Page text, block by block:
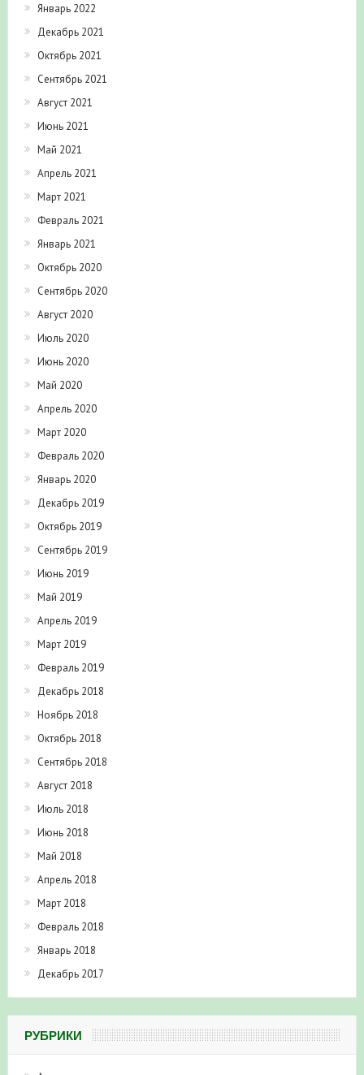
Январь 2022
Декабрь 2021
Октябрь 2021
Сентябрь 2021
Август 2021
Июнь 2021
Май 2021
Апрель 2021
Март 2021
Февраль 2021
Январь 2021
Октябрь 2020
Сентябрь 2020
Август 2020
Июль 2020
Июнь 2020
Май 2020
Апрель 2020
Март 2020
Февраль 2020
Январь 2020
Декабрь 2019
Октябрь 2019
Сентябрь 2019
Июнь 2019
Май 2019
Апрель 2019
Март 2019
Февраль 2019
Декабрь 2018
Ноябрь 2018
Октябрь 2018
Сентябрь 2018
Август 2018
Июль 2018
Июнь 2018
Май 2018
Апрель 2018
Март 2018
Февраль 2018
Январь 2018
Декабрь 2017
РУБРИКИ